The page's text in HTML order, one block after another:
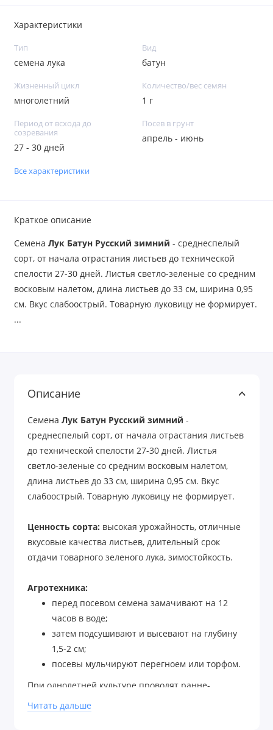
Характеристики
Тип
семена лука
Вид
батун
Жизненный цикл
многолетний
Количество/вес семян
1 г
Период от всхода до
созревания
27 - 30 дней
Посев в грунт
апрель - июнь
Все характеристики
Краткое описание
Семена Лук Батун Русский зимний - среднеспелый
сорт, от начала отрастания листьев до технической
спелости 27-30 дней. Листья светло-зеленые со средним
восковым налетом, длина листьев до 33 см, ширина 0,95
см. Вкус слабоострый. Товарную луковицу не формирует.
...
Описание
Семена Лук Батун Русский зимний -
среднеспелый сорт, от начала отрастания листьев
до технической спелости 27-30 дней. Листья
светло-зеленые со средним восковым налетом,
длина листьев до 33 см, ширина 0,95 см. Вкус
слабоострый. Товарную луковицу не формирует.
Ценность сорта: высокая урожайность, отличные
вкусовые качества листьев, длительный срок
отдачи товарного зеленого лука, зимостойкость.
Агротехника:
перед посевом семена замачивают на 12
часов в воде;
затем подсушивают и высевают на глубину
1,5-2 см;
посевы мульчируют перегноем или торфом.
При однолетней культуре проводят ранне-
весенний посев и одноразовую уборку растений в
Читать дальше